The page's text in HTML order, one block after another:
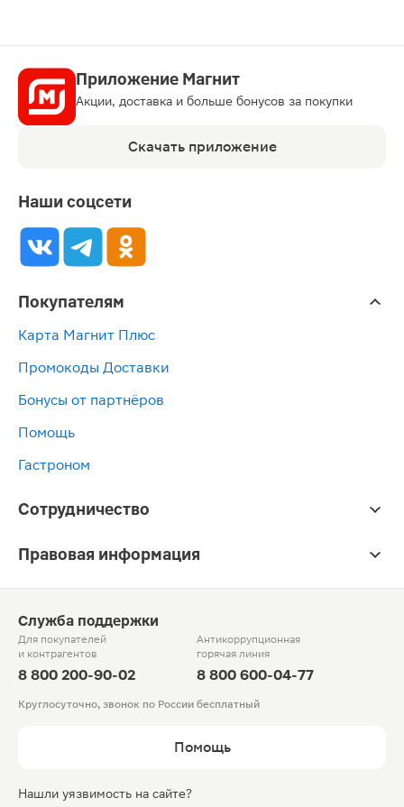
Приложение Магнит
Акции, доставка и больше бонусов за покупки
Скачать приложение
Наши соцсети
Покупателям
Карта Магнит Плюс
Промокоды Доставки
Бонусы от партнёров
Помощь
Гастроном
Сотрудничество
Правовая информация
Служба поддержки
Для покупателей
и контрагентов
8 800 200-90-02
Антикоррупционная
горячая линия
8 800 600-04-77
Круглосуточно, звонок по России бесплатный
Помощь
Нашли уязвимость на сайте?